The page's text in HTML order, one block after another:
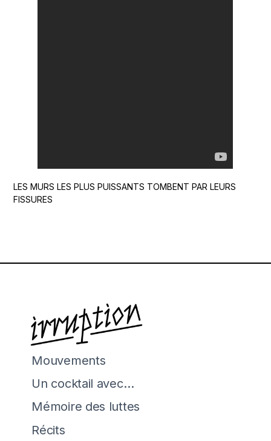
LES MURS LES PLUS PUISSANTS TOMBENT PAR LEURS
FISSURES
Mouvements
Un cocktail avec…
Mémoire des luttes
Récits